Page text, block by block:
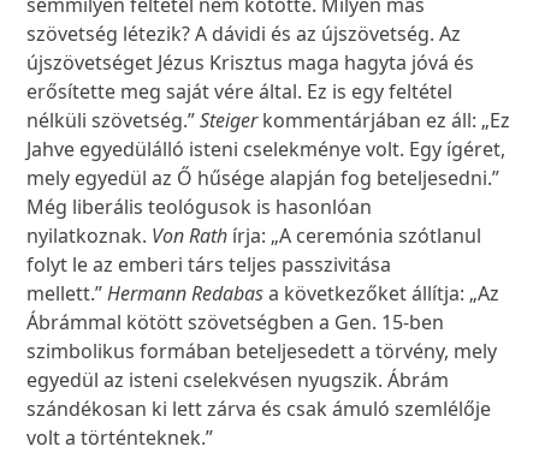
szövetség létezik? A dávidi és az újszövetség. Az
újszövetséget Jézus Krisztus maga hagyta jóvá és
erősítette meg saját vére által. Ez is egy feltétel
nélküli szövetség.”Steigerkommentárjában ez áll: „Ez
Jahve egyedülálló isteni cselekménye volt. Egy ígéret,
mely egyedül az Ő hűsége alapján fog beteljesedni.”
Még liberális teológusok is hasonlóan
nyilatkoznak. Von Rath írja: „A ceremónia szótlanul
folyt le az emberi társ teljes passzivitása
mellett.”Hermann Redabasa következőket állítja: „Az
Ábrámmal kötött szövetségben a Gen. 15-ben
szimbolikus formában beteljesedett a törvény, mely
egyedül az isteni cselekvésen nyugszik. Ábrám
szándékosan ki lett zárva és csak ámuló szemlélője
volt a történteknek.”